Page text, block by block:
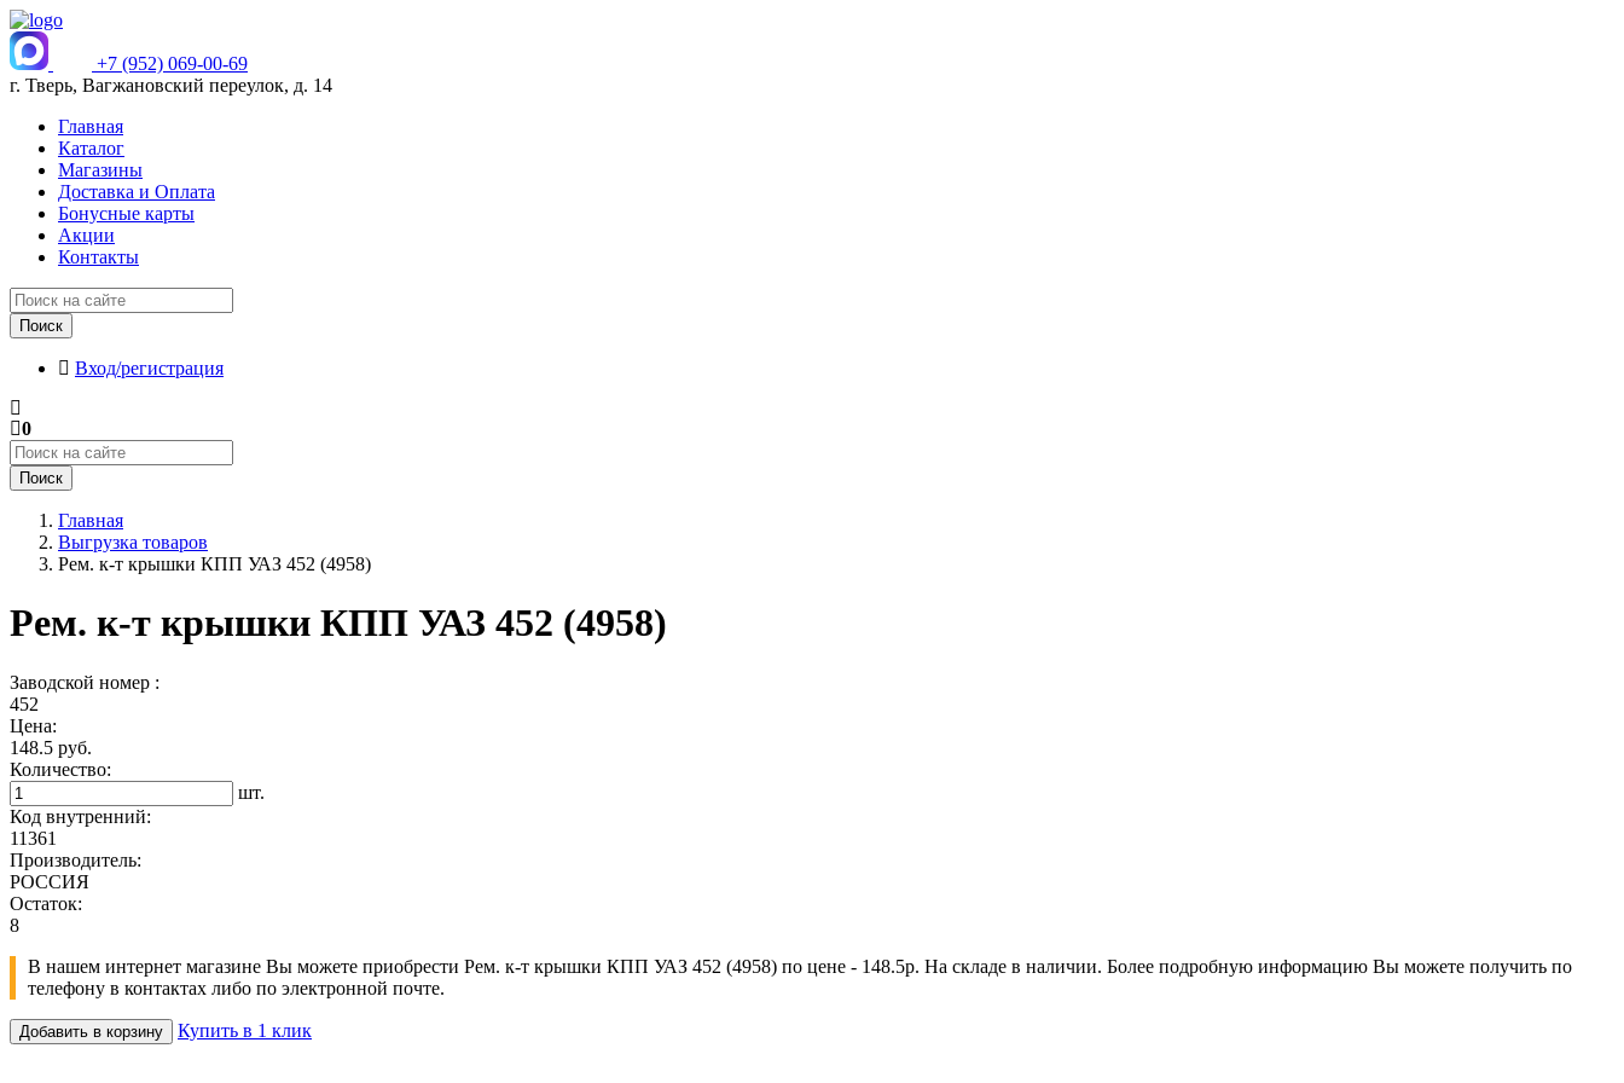
+7 (952) 069-00-69
г. Тверь, Вагжановский переулок, д. 14
Главная
Каталог
Магазины
Доставка и Оплата
Бонусные карты
Акции
Контакты
Поиск
Вход/регистрация
0
Поиск
Главная
Выгрузка товаров
Рем. к-т крышки КПП УАЗ 452 (4958)
Рем. к-т крышки КПП УАЗ 452 (4958)
Заводской номер :
452
Цена:
148.5 руб.
Количество:
шт.
Код внутренний:
11361
Производитель:
РОССИЯ
Остаток:
8
В нашем интернет магазине Вы можете приобрести Рем. к-т крышки КПП УАЗ 452 (4958) по цене - 148.5р. На складе в наличии. Более подробную информацию Вы можете получить по
телефону в контактах либо по электронной почте.
Добавить в корзину Купить в 1 клик